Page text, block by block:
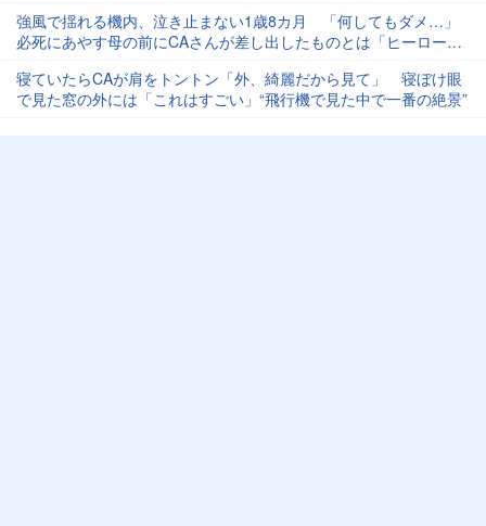
強風で揺れる機内、泣き止まない1歳8カ月 「何してもダメ…」
必死にあやす母の前にCAさんが差し出したものとは「ヒーローに
寝ていたらCAが肩をトントン「外、綺麗だから見て」 寝ぼけ眼
で見た窓の外には「これはすごい」“飛行機で見た中で一番の絶景”